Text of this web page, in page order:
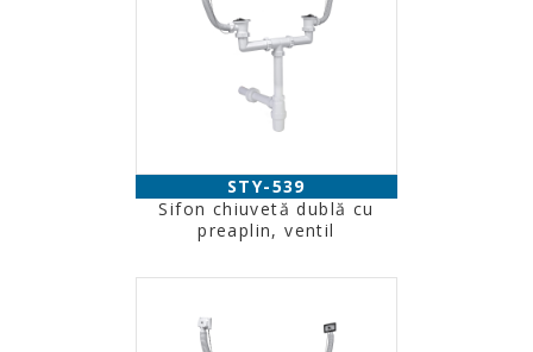
STY-539
Sifon chiuvetă dublă cu
preaplin, ventil